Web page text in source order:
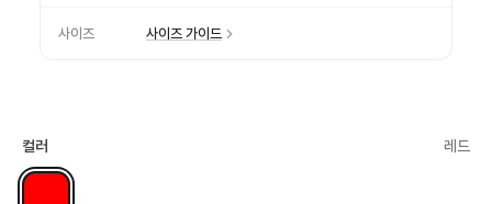
사이즈 사이즈 가이드
컬러 레드